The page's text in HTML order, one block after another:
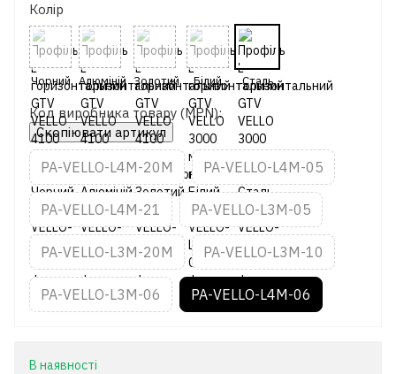
Колір
Код виробника товару (MPN):
Скопіювати артикул
PA-VELLO-L4M-20M PA-VELLO-L4M-05
PA-VELLO-L4M-21 PA-VELLO-L3M-05
PA-VELLO-L3M-20M PA-VELLO-L3M-10
PA-VELLO-L3M-06 PA-VELLO-L4M-06
В наявності